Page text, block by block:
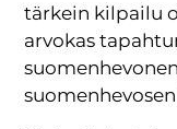
tärkein kilpailu
arvokas